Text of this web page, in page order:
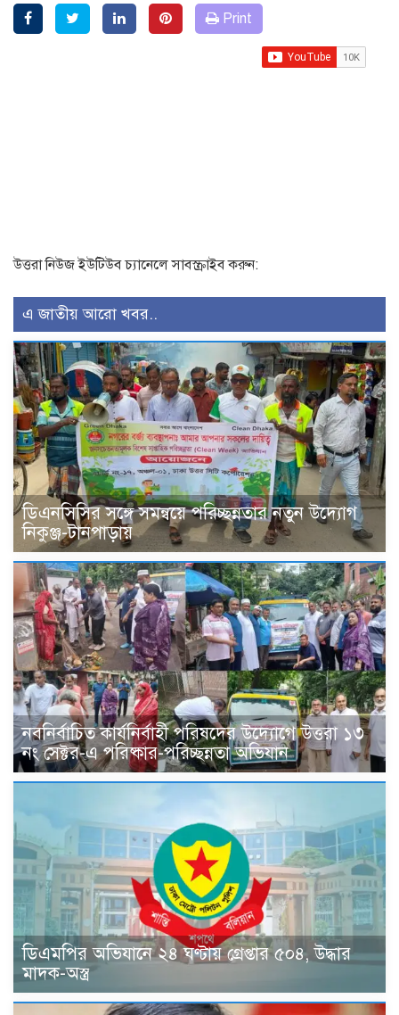
Print
উত্তরা নিউজ ইউটিউব চ্যানেলে সাবস্ক্রাইব করুন:
এ জাতীয় আরো খবর..
ডিএনসিসির সঙ্গে সমন্বয়ে পরিচ্ছন্নতার নতুন উদ্যোগ
নিকুঞ্জ-টানপাড়ায়
নবনির্বাচিত কার্যনির্বাহী পরিষদের উদ্যোগে উত্তরা ১৩
নং সেক্টর-এ পরিষ্কার-পরিচ্ছন্নতা অভিযান
ডিএমপির অভিযানে ২৪ ঘণ্টায় গ্রেপ্তার ৫০৪, উদ্ধার
মাদক-অস্ত্র